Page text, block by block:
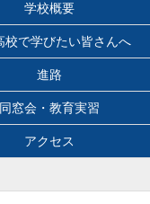
学校概要
校で学びたい皆さんへ
進路
同窓会・教育実習
アクセス